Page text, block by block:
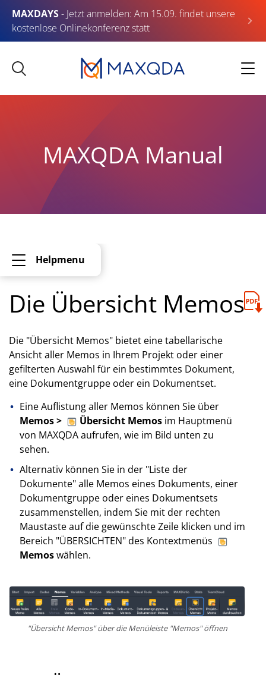
MAXDAYS- Jetzt anmelden: Am 15.09. findet unsere
kostenlose Onlinekonferenz statt
MAXQDA Manual
Helpmenu
Die Übersicht Memos
Die "Übersicht Memos" bietet eine tabellarische
Ansicht aller Memos in Ihrem Projekt oder einer
gefilterten Auswahl für ein bestimmtes Dokument,
eine Dokumentgruppe oder ein Dokumentset.
Eine Auflistung aller Memos können Sie über
Memos >
Übersicht Memosim Hauptmenü
von MAXQDA aufrufen, wie im Bild unten zu
sehen.
Alternativ können Sie in der "Liste der
Dokumente" alle Memos eines Dokuments, einer
Dokumentgruppe oder eines Dokumentsets
zusammenstellen, indem Sie mit der rechten
Maustaste auf die gewünschte Zeile klicken und im
Bereich "ÜBERSICHTEN" des Kontextmenüs
Memoswählen.
"Übersicht Memos" über die Menüleiste "Memos" öffnen